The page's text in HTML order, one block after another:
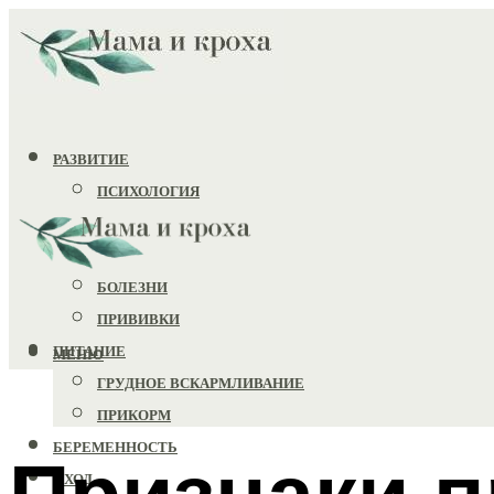
РАЗВИТИЕ
ПСИХОЛОГИЯ
ИГРУШКИ
ЗДОРОВЬЕ
БОЛЕЗНИ
ПРИВИВКИ
ПИТАНИЕ
ГРУДНОЕ ВСКАРМЛИВАНИЕ
ПРИКОРМ
БЕРЕМЕННОСТЬ
УХОД
МЕНЮ